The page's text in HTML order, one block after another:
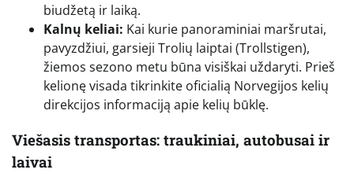
biudžetą ir laiką.
Kalnų keliai: Kai kurie panoraminiai maršrutai,
pavyzdžiui, garsieji Trolių laiptai (Trollstigen),
žiemos sezono metu būna visiškai uždaryti. Prieš
kelionę visada tikrinkite oficialią Norvegijos kelių
direkcijos informaciją apie kelių būklę.
Viešasis transportas: traukiniai, autobusai ir
laivai